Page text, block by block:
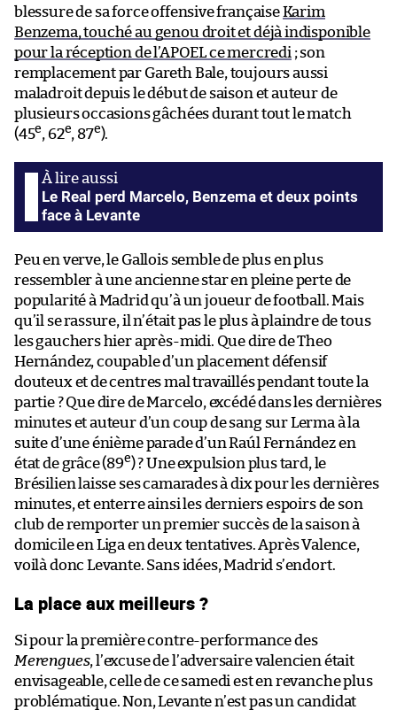
blessure de sa force offensive françaiseKarim
Benzema, touché au genou droit et déjà indisponible
pour la réception de l’APOEL ce mercredi ; son
remplacement par Gareth Bale, toujours aussi
maladroit depuis le début de saison et auteur de
plusieurs occasions gâchées durant tout le match
(45e, 62e, 87e).
Le Real perd Marcelo, Benzema et deux points
face à Levante
Peu en verve, le Gallois semble de plus en plus
ressembler à une ancienne star en pleine perte de
popularité à Madrid qu’à un joueur de football. Mais
qu’il se rassure, il n’était pas le plus à plaindre de tous
les gauchers hier après-midi. Que dire de Theo
Hernández, coupable d’un placement défensif
douteux et de centres mal travaillés pendant toute la
partie ? Que dire de Marcelo, excédé dans les dernières
minutes et auteur d’un coup de sang sur Lerma à la
suite d’une énième parade d’un Raúl Fernández en
état de grâce (89e) ? Une expulsion plus tard, le
Brésilien laisse ses camarades à dix pour les dernières
minutes, et enterre ainsi les derniers espoirs de son
club de remporter un premier succès de la saison à
domicile en Liga en deux tentatives. Après Valence,
voilà donc Levante. Sans idées, Madrid s’endort.
La place aux meilleurs ?
Si pour la première contre-performance des
Merengues, l’excuse de l’adversaire valencien était
envisageable, celle de ce samedi est en revanche plus
problématique. Non, Levante n’est pas un candidat